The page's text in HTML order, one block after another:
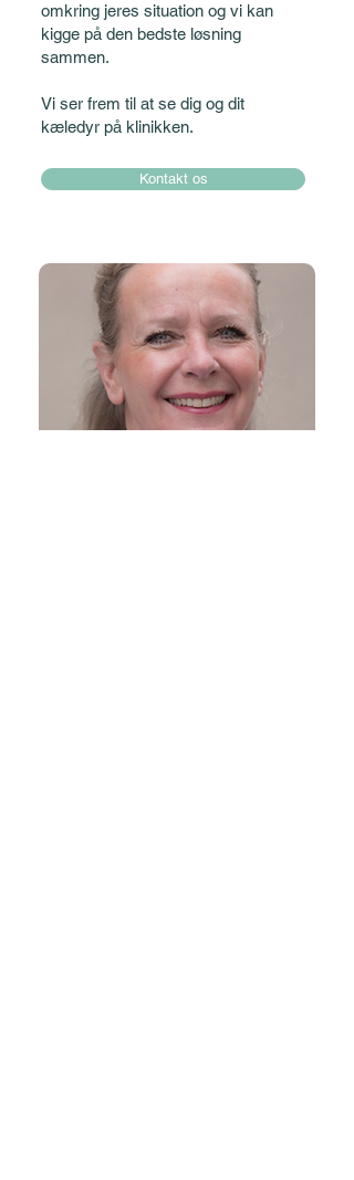
omkring jeres situation og vi kan
kigge på den bedste løsning
sammen.
Vi ser frem til at se dig og dit
kæledyr på klinikken.
Kontakt os